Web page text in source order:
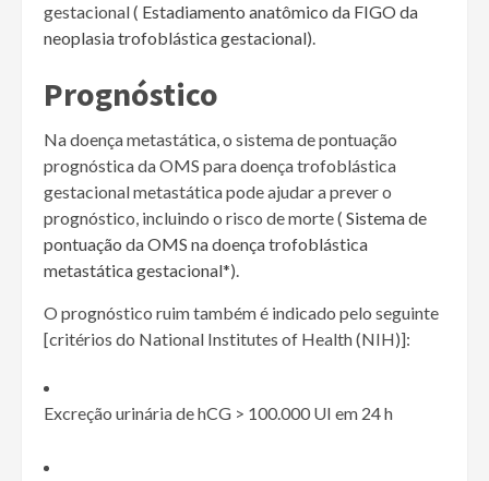
gestacional ( Estadiamento anatômico da FIGO da
neoplasia trofoblástica gestacional).
Prognóstico
Na doença metastática, o sistema de pontuação
prognóstica da OMS para doença trofoblástica
gestacional metastática pode ajudar a prever o
prognóstico, incluindo o risco de morte ( Sistema de
pontuação da OMS na doença trofoblástica
metastática gestacional*).
O prognóstico ruim também é indicado pelo seguinte
[critérios do National Institutes of Health (NIH)]:
Excreção urinária de hCG > 100.000 UI em 24 h